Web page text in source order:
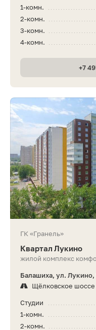
1-комн.
2-комн.
3-комн.
4-комн.
+7
ГК «Гранель»
Квартал Лукино
жилой комплекс
Балашиха, ул. Лукино,
Щёлковское шоссе
Студии
1-комн.
2-комн.